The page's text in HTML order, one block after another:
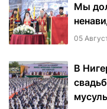
Мы
05
В